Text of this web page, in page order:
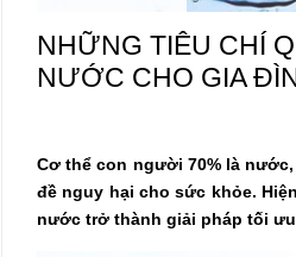
NHỮNG TIÊU CHÍ
NƯỚC CHO GIA
Cơ thể con người 70% là
đề nguy hại cho sức khỏe.
nước trở thành giải pháp tối